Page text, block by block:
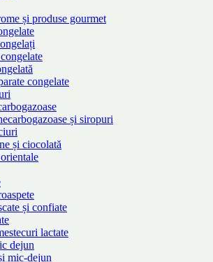
și produse gourmet
congelate
și siropuri
și ciocolată
și confiate
lactate
dejun
mic-dejun